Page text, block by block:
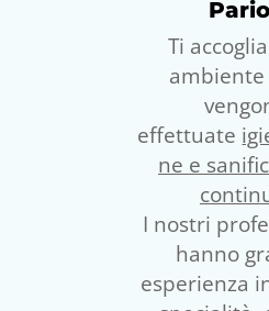
Ti
ambiente
effettuate
ne e
I nostri
hanno
esperienza